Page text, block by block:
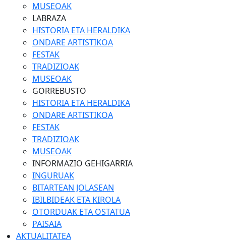
MUSEOAK
LABRAZA
HISTORIA ETA HERALDIKA
ONDARE ARTISTIKOA
FESTAK
TRADIZIOAK
MUSEOAK
GORREBUSTO
HISTORIA ETA HERALDIKA
ONDARE ARTISTIKOA
FESTAK
TRADIZIOAK
MUSEOAK
INFORMAZIO GEHIGARRIA
INGURUAK
BITARTEAN JOLASEAN
IBILBIDEAK ETA KIROLA
OTORDUAK ETA OSTATUA
PAISAIA
AKTUALITATEA